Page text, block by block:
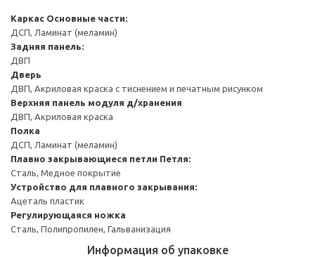
Каркас Основные части:
ДСП, Ламинат (меламин)
Задняя панель:
ДВП
Дверь
ДВП, Акриловая краска с тиснением и печатным рисунком
Верхняя панель модуля д/хранения
ДВП, Акриловая краска
Полка
ДСП, Ламинат (меламин)
Плавно закрывающиеся петли Петля:
Сталь, Медное покрытие
Устройство для плавного закрывания:
Ацеталь пластик
Регулирующаяся ножка
Сталь, Полипропилен, Гальванизация
Информация об упаковке